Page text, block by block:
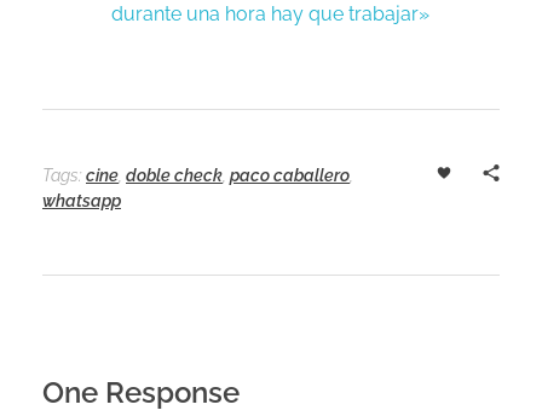
durante una hora hay que trabajar»
Tags: cine doble check paco caballero
whatsapp
One Response